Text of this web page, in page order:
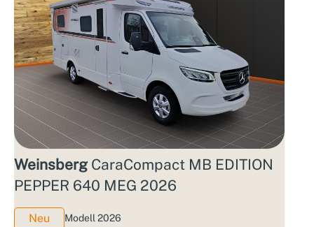
Weinsberg CaraCompact MB EDITION
PEPPER 640 MEG 2026
Neu
Modell 2026